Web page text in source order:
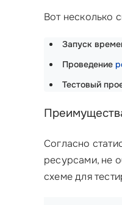
Вот несколько
Запуск
Проведение
Тестовый
Согласно
ресурсами, не
схеме для